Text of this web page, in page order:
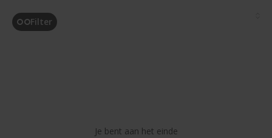
Filter
Je bent aan het einde